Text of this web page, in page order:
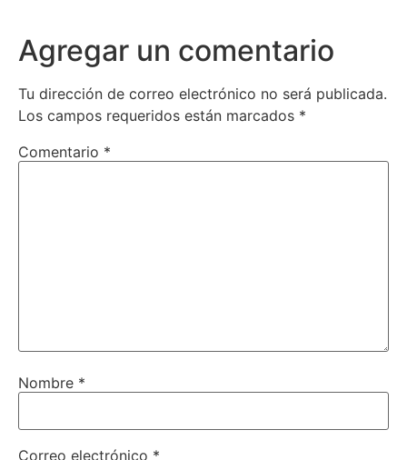
Agregar un comentario
Tu dirección de correo electrónico no será publicada.
Los campos requeridos están marcados *
Comentario *
Nombre *
Correo electrónico *